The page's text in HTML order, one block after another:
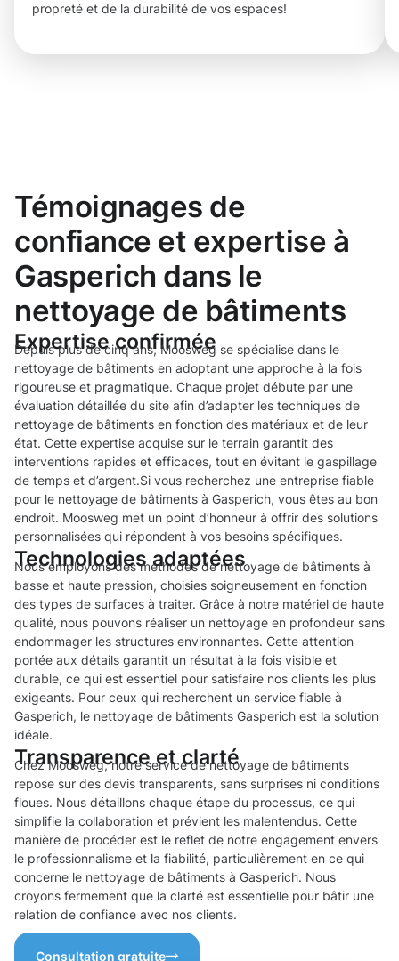
propreté et de la durabilité de vos espaces!
Témoignages de
confiance et expertise à
Gasperich dans le
nettoyage de bâtiments
Expertise confirmée
Depuis plus de cinq ans, Moosweg se spécialise dans le
nettoyage de bâtiments en adoptant une approche à la fois
rigoureuse et pragmatique. Chaque projet débute par une
évaluation détaillée du site afin d’adapter les techniques de
nettoyage de bâtiments en fonction des matériaux et de leur
état. Cette expertise acquise sur le terrain garantit des
interventions rapides et efficaces, tout en évitant le gaspillage
de temps et d’argent.Si vous recherchez une entreprise fiable
pour le nettoyage de bâtiments à Gasperich, vous êtes au bon
endroit. Moosweg met un point d’honneur à offrir des solutions
personnalisées qui répondent à vos besoins spécifiques.
Technologies adaptées
Nous employons des méthodes de nettoyage de bâtiments à
basse et haute pression, choisies soigneusement en fonction
des types de surfaces à traiter. Grâce à notre matériel de haute
qualité, nous pouvons réaliser un nettoyage en profondeur sans
endommager les structures environnantes. Cette attention
portée aux détails garantit un résultat à la fois visible et
durable, ce qui est essentiel pour satisfaire nos clients les plus
exigeants. Pour ceux qui recherchent un service fiable à
Gasperich, le nettoyage de bâtiments Gasperich est la solution
idéale.
Transparence et clarté
Chez Moosweg, notre service de nettoyage de bâtiments
repose sur des devis transparents, sans surprises ni conditions
floues. Nous détaillons chaque étape du processus, ce qui
simplifie la collaboration et prévient les malentendus. Cette
manière de procéder est le reflet de notre engagement envers
le professionnalisme et la fiabilité, particulièrement en ce qui
concerne le nettoyage de bâtiments à Gasperich. Nous
croyons fermement que la clarté est essentielle pour bâtir une
relation de confiance avec nos clients.
Consultation gratuite